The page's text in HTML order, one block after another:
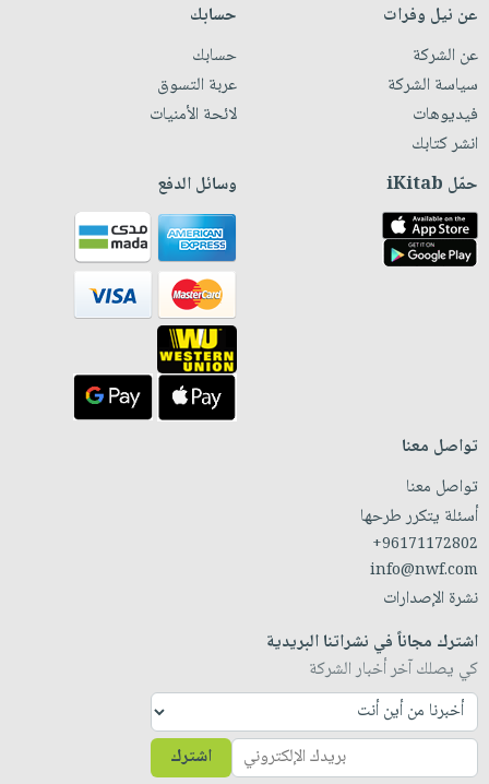
عن نيل وفرات
عن الشركة
سياسة الشركة
فيديوهات
انشر كتابك
حسابك
حسابك
عربة التسوق
لائحة الأمنيات
حمّل iKitab وسائل الدفع
تواصل معنا
تواصل معنا
أسئلة يتكرر طرحها
+96171172802
info@nwf.com
نشرة الإصدارات
اشترك مجاناً في نشراتنا البريدية
كي يصلك آخر أخبار الشركة
اشترك